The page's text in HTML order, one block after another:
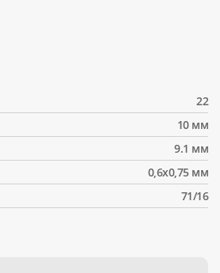
22
10 мм
9.1 мм
0,6x0,75 мм
71/16